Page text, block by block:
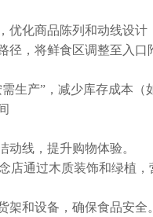
优化商品陈列和动线设计
径，将鲜食区调整至入口
生产”，减少库存成本（
动线，提升购物体验。
店通过木质装饰和绿植，
架和设备，确保食品安全。